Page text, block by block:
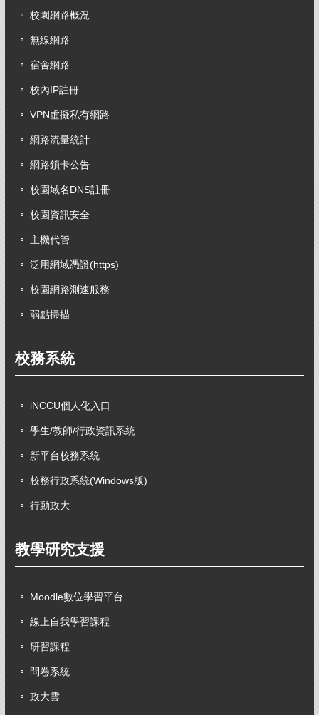
校園網路概況
無線網路
宿舍網路
校內IP註冊
VPN虛擬私有網路
網路流量統計
網路鎖卡公告
校園域名DNS註冊
校園資訊安全
主機代管
泛用網域憑證(https)
校園網路測速服務
弱點掃描
校務系統
iNCCU個人化入口
學生/教師/行政資訊系統
新平台校務系統
校務行政系統(Windows版)
行動政大
教學研究支援
Moodle數位學習平台
線上自我學習課程
研習課程
問卷系統
政大雲